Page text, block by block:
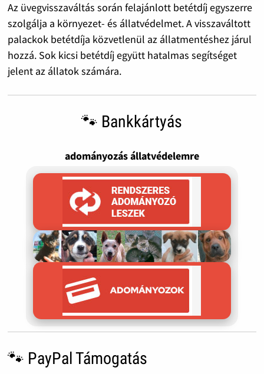
Az üvegvisszaváltás során felajánlott betétdíj egyszerre
szolgálja a környezet- és állatvédelmet. A visszaváltott
palackok betétdíja közvetlenül az állatmentéshez járul
hozzá. Sok kicsi betétdíj együtt hatalmas segítséget
jelent az állatok számára.
🐾 Bankkártyás
adományozás állatvédelemre
🐾 PayPal Támogatás